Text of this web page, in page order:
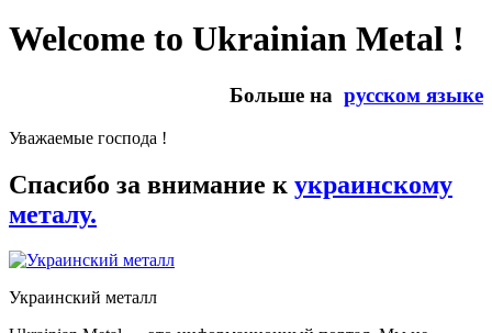
Welcome to Ukrainian Metal !
Больше на русском языке
Уважаемые господа !
Спасибо за внимание к украинскому
металу.
Украинский металл